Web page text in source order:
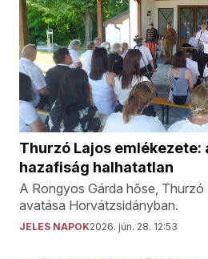
Thurzó Lajos emlékezete:
hazafiság halhatatlan
A Rongyos Gárda hőse, Thurzó
avatása Horvátzsidányban.
JELES NAPOK2026. jún. 28. 12:53